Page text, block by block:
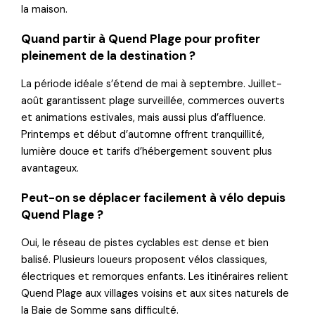
la maison.
Quand partir à Quend Plage pour profiter
pleinement de la destination ?
La période idéale s’étend de mai à septembre. Juillet-
août garantissent plage surveillée, commerces ouverts
et animations estivales, mais aussi plus d’affluence.
Printemps et début d’automne offrent tranquillité,
lumière douce et tarifs d’hébergement souvent plus
avantageux.
Peut-on se déplacer facilement à vélo depuis
Quend Plage ?
Oui, le réseau de pistes cyclables est dense et bien
balisé. Plusieurs loueurs proposent vélos classiques,
électriques et remorques enfants. Les itinéraires relient
Quend Plage aux villages voisins et aux sites naturels de
la Baie de Somme sans difficulté.